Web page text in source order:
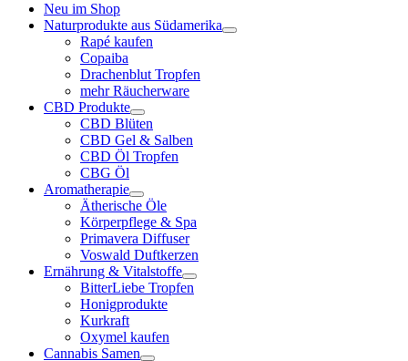
Neu im Shop
Naturprodukte aus Südamerika
Rapé kaufen
Copaiba
Drachenblut Tropfen
mehr Räucherware
CBD Produkte
CBD Blüten
CBD Gel & Salben
CBD Öl Tropfen
CBG Öl
Aromatherapie
Ätherische Öle
Körperpflege & Spa
Primavera Diffuser
Voswald Duftkerzen
Ernährung & Vitalstoffe
BitterLiebe Tropfen
Honigprodukte
Kurkraft
Oxymel kaufen
Cannabis Samen